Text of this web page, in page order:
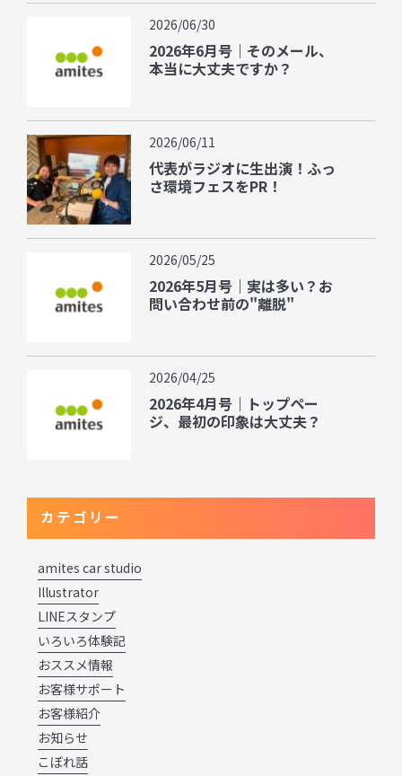
2026/06/30
2026年6月号｜そのメール、
本当に大丈夫ですか？
2026/06/11
代表がラジオに生出演！ふっ
さ環境フェスをPR！
2026/05/25
2026年5月号｜実は多い？お
問い合わせ前の"離脱"
2026/04/25
2026年4月号｜トップペー
ジ、最初の印象は大丈夫？
カテゴリー
amites car studio
Illustrator
LINEスタンプ
いろいろ体験記
おススメ情報
お客様サポート
お客様紹介
お知らせ
こぼれ話